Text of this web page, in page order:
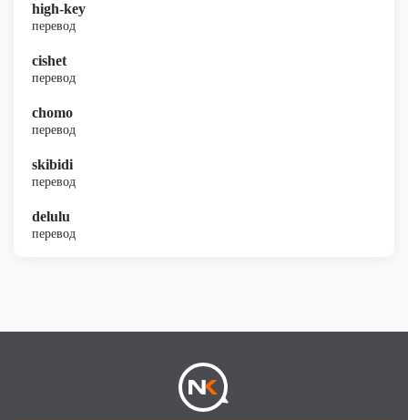
high-key
перевод
cishet
перевод
chomo
перевод
skibidi
перевод
delulu
перевод